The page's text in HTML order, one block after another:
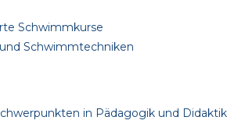
Schwimmkurse
Schwimmtechniken
in Pädagogik und Didaktik